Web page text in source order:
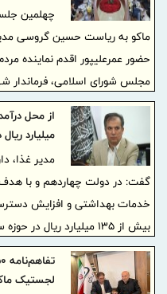
چهلمین
ماکو به ریاست حسین گروسی
حضور عمرعلیپور اقدم نماینده
مجلس شورای اسلامی، فرماندار
آموزش و پرورش در محل سازمان
میلیارد
هزینه شد
مدیر غذا،
گفت: در دولت چهاردهم و با
خدمات بهداشتی و افزایش
بیش از ۱۳۵ میلیارد
کرده است.
لجستیک